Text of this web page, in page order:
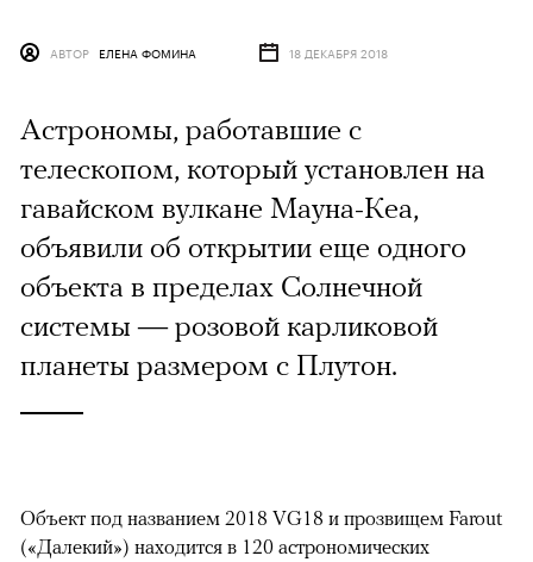
АВТОР ЕЛЕНА ФОМИНА 18 ДЕКАБРЯ 2018
Астрономы, работавшие с
телескопом, который установлен на
гавайском вулкане Мауна-Кеа,
объявили об открытии еще одного
объекта в пределах Солнечной
системы — розовой карликовой
планеты размером с Плутон.
Объект под названием 2018 VG18 и прозвищем Farout
(«Далекий») находится в 120 астрономических